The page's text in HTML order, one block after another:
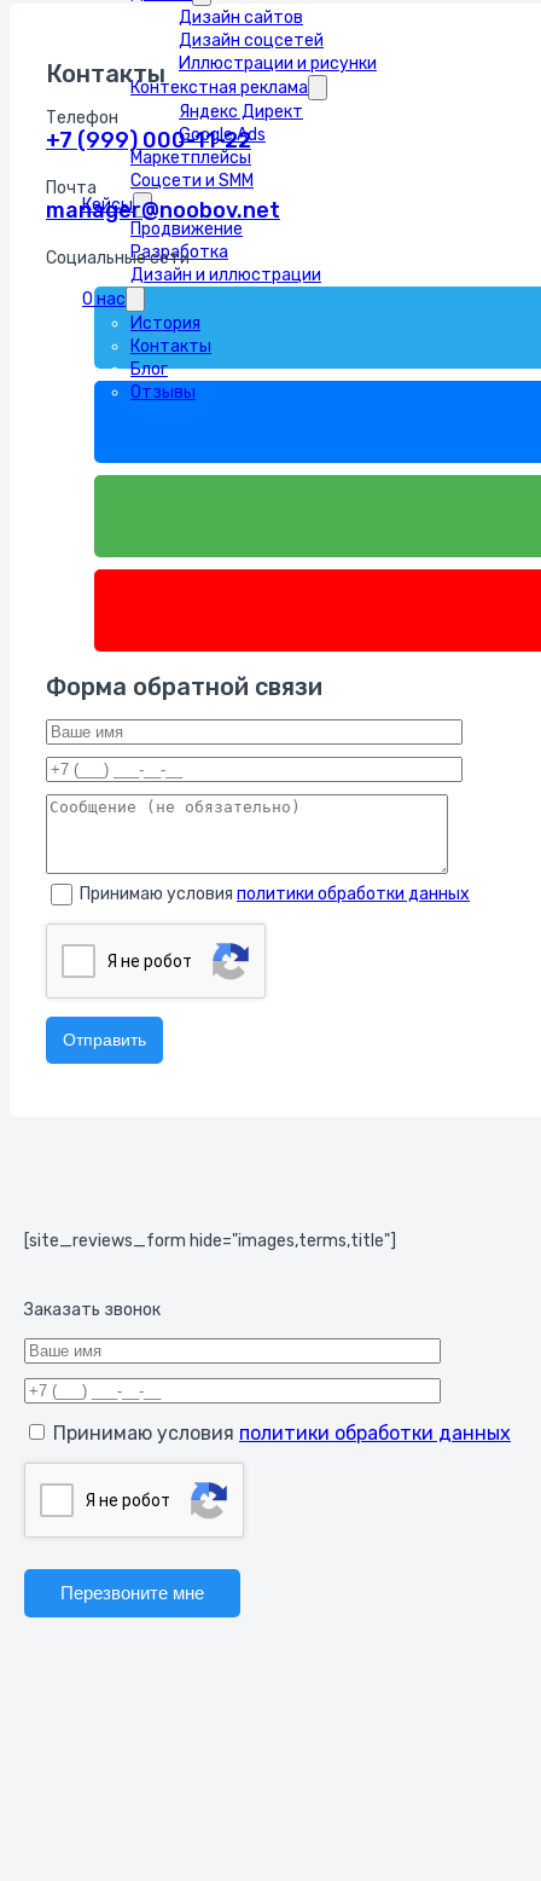
Дизайн сайтов
Дизайн соцсетей
Иллюстрации и рисунки
Контекстная реклама
Яндекс Директ
Google Ads
Маркетплейсы
Соцсети и SMM
Кейсы
Продвижение
Разработка
Дизайн и иллюстрации
О нас
История
Контакты
Блог
Отзывы
Контакты
Телефон
+7 (999) 000-11-22
Почта
manager@noobov.net
Социальные сети
Форма обратной связи
Принимаю условия политики обработки данных
Я нe poбoт
[site_reviews_form hide="images,terms,title"]
Заказать звонок
Принимаю условия политики обработки данных
Я нe poбoт